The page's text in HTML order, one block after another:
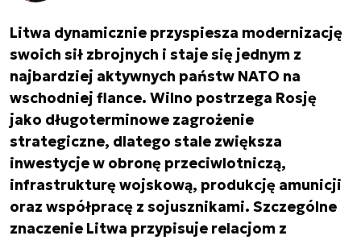
Litwa dynamicznie przyspiesza modernizację
swoich sił zbrojnych i staje się jednym z
najbardziej aktywnych państw NATO na
wschodniej flance. Wilno postrzega Rosję
jako długoterminowe zagrożenie
strategiczne, dlatego stale zwiększa
inwestycje w obronę przeciwlotniczą,
infrastrukturę wojskową, produkcję amunicji
oraz współpracę z sojusznikami. Szczególne
znaczenie Litwa przypisuje relacjom z